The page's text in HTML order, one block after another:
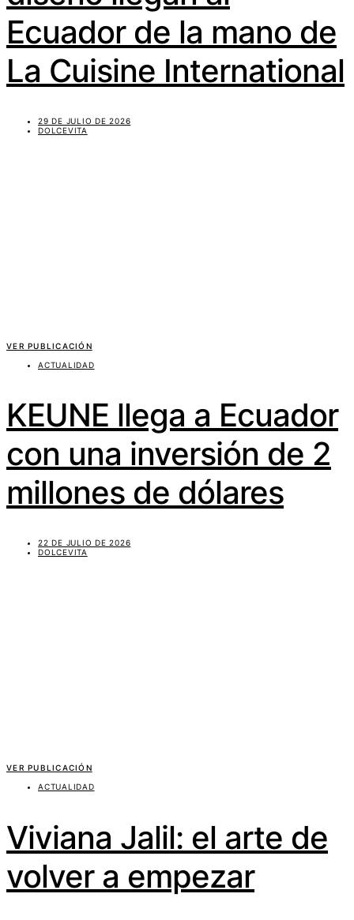
Ecuador de la mano de
La Cuisine International
29 DE JULIO DE 2026
DOLCEVITA
VER PUBLICACIÓN
ACTUALIDAD
KEUNE llega a Ecuador
con una inversión de 2
millones de dólares
22 DE JULIO DE 2026
DOLCEVITA
VER PUBLICACIÓN
ACTUALIDAD
Viviana Jalil: el arte de
volver a empezar